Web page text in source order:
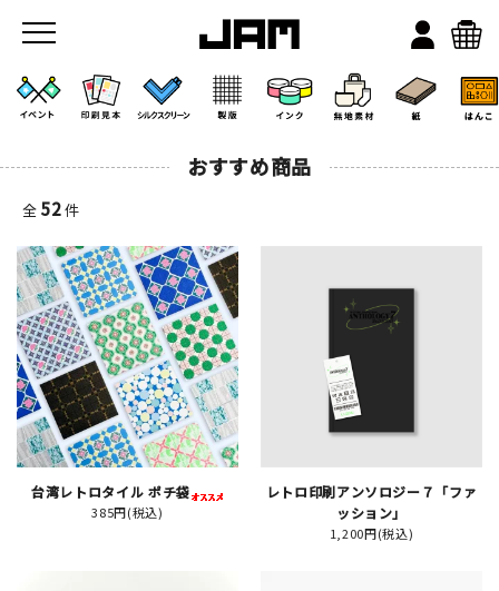
JAMのこと
お店/ワークスペース
おすすめ商品
全52件
台湾レトロタイル ポチ袋
385円(税込)
レトロ印刷アンソロジー７「ファ
ッション」
1,200円(税込)